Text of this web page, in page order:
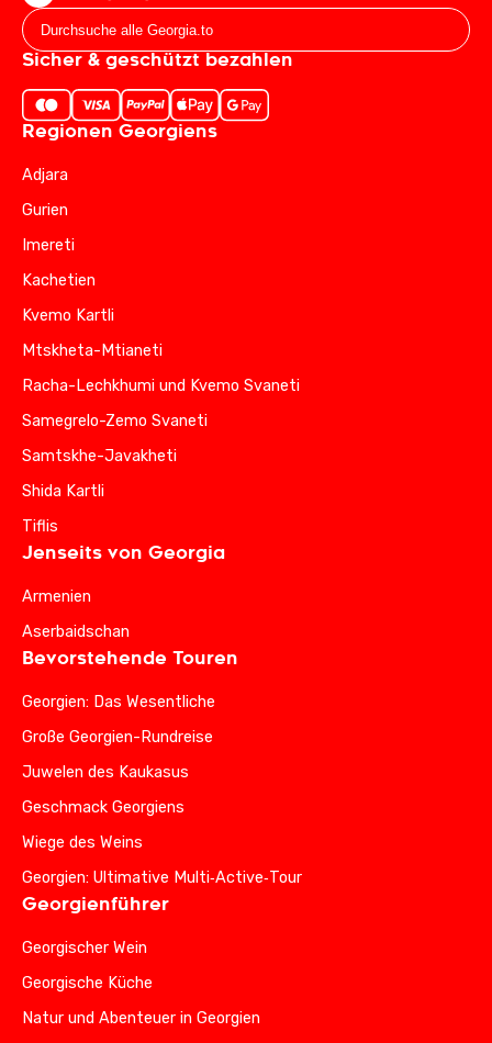
Sicher & geschützt bezahlen
Regionen Georgiens
Adjara
Gurien
Imereti
Kachetien
Kvemo Kartli
Mtskheta-Mtianeti
Racha-Lechkhumi und Kvemo Svaneti
Samegrelo-Zemo Svaneti
Samtskhe-Javakheti
Shida Kartli
Tiflis
Jenseits von Georgia
Armenien
Aserbaidschan
Bevorstehende Touren
Georgien: Das Wesentliche
Große Georgien-Rundreise
Juwelen des Kaukasus
Geschmack Georgiens
Wiege des Weins
Georgien: Ultimative Multi‑Active‑Tour
Georgienführer
Georgischer Wein
Georgische Küche
Natur und Abenteuer in Georgien